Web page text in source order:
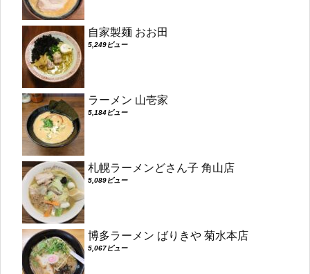
自家製麺 おお田
5,249ビュー
ラーメン 山壱家
5,184ビュー
札幌ラーメンどさん子 角山店
5,089ビュー
博多ラーメン ばりきや 菊水本店
5,067ビュー